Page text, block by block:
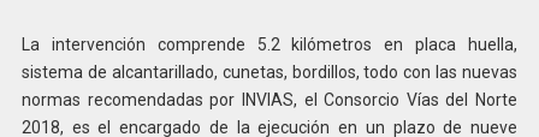
La intervención comprende 5.2 kilómetros en placa huella,
sistema de alcantarillado, cunetas, bordillos, todo con las nuevas
normas recomendadas por INVIAS, el Consorcio Vías del Norte
2018, es el encargado de la ejecución en un plazo de nueve